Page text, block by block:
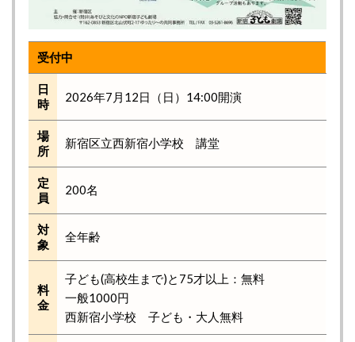
受付中
日
時
2026年7月12日（日）14:00開演
場
所
新宿区立西新宿小学校 講堂
定
員
200名
対
象
全年齢
料
金
子ども(高校生まで)と75才以上：無料
一般1000円
西新宿小学校 子ども・大人無料